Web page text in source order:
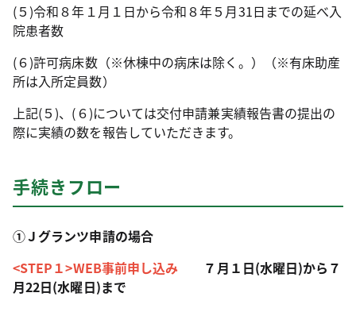
(５)令和８年１月１日から令和８年５月31日までの延べ入
院患者数
(６)許可病床数（※休棟中の病床は除く。）（※有床助産
所は入所定員数）
上記(５)、(６)については交付申請兼実績報告書の提出の
際に実績の数を報告していただきます。
手続きフロー
①Ｊグランツ申請の場合
<STEP１>WEB事前申し込み
７月１日(水曜日)から７
月22日(水曜日)まで